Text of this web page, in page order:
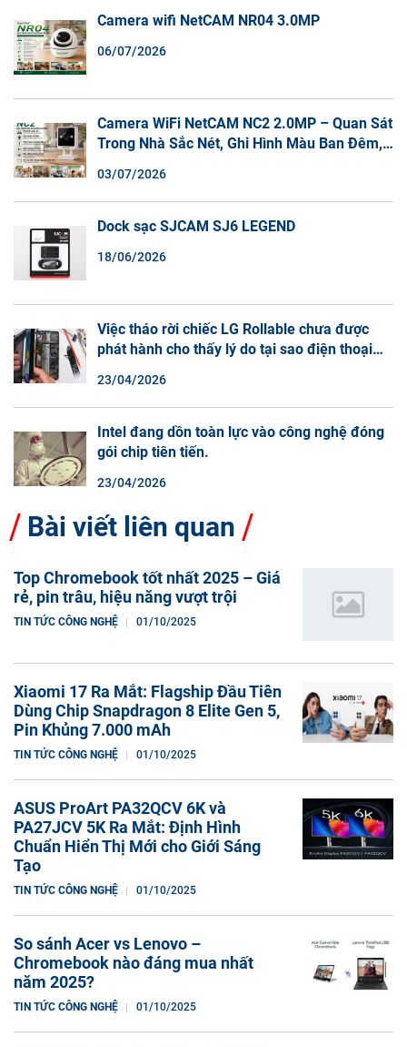
Camera wifi NetCAM NR04 3.0MP
06/07/2026
Camera WiFi NetCAM NC2 2.0MP – Quan Sát
Trong Nhà Sắc Nét, Ghi Hình Màu Ban Đêm,
03/07/2026
Dock sạc SJCAM SJ6 LEGEND
18/06/2026
Việc tháo rời chiếc LG Rollable chưa được
phát hành cho thấy lý do tại sao điện thoại
23/04/2026
Intel đang dồn toàn lực vào công nghệ đóng
gói chip tiên tiến.
23/04/2026
Bài viết liên quan
Top Chromebook tốt nhất 2025 – Giá
rẻ, pin trâu, hiệu năng vượt trội
TIN TỨC CÔNG NGHỆ 01/10/2025
Xiaomi 17 Ra Mắt: Flagship Đầu Tiên
Dùng Chip Snapdragon 8 Elite Gen 5,
Pin Khủng 7.000 mAh
TIN TỨC CÔNG NGHỆ 01/10/2025
ASUS ProArt PA32QCV 6K và
PA27JCV 5K Ra Mắt: Định Hình
Chuẩn Hiển Thị Mới cho Giới Sáng
Tạo
TIN TỨC CÔNG NGHỆ 01/10/2025
So sánh Acer vs Lenovo –
Chromebook nào đáng mua nhất
năm 2025?
TIN TỨC CÔNG NGHỆ 01/10/2025